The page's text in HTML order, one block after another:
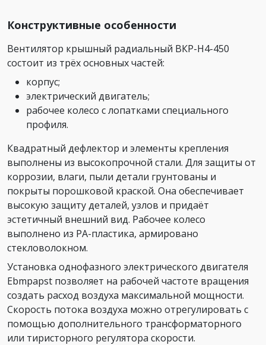
Конструктивные особенности
Вентилятор крышный радиальный ВКР-Н4-450
состоит из трёх основных частей:
корпус;
электрический двигатель;
рабочее колесо с лопатками специального
профиля.
Квадратный дефлектор и элементы крепления
выполнены из высокопрочной стали. Для защиты от
коррозии, влаги, пыли детали грунтованы и
покрыты порошковой краской. Она обеспечивает
высокую защиту деталей, узлов и придаёт
эстетичный внешний вид. Рабочее колесо
выполнено из PA-пластика, армировано
стекловолокном.
Установка однофазного электрического двигателя
Ebmpapst позволяет на рабочей частоте вращения
создать расход воздуха максимальной мощности.
Скорость потока воздуха можно отрегулировать с
помощью дополнительного трансформаторного
или тиристорного регулятора скорости.